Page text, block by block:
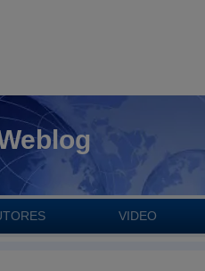
VIDEO